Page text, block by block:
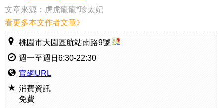
文章來源： 虎虎龍龍*珍太妃
看更多本文作者文章》
桃園市大園區航站南路9號
週一至週日6:30-22:30
官網URL
消費資訊
免費